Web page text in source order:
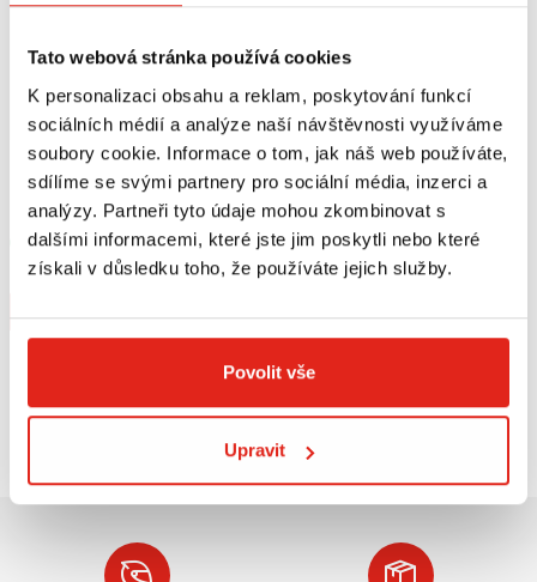
Tato webová stránka používá cookies
K personalizaci obsahu a reklam, poskytování funkcí
sociálních médií a analýze naší návštěvnosti využíváme
soubory cookie. Informace o tom, jak náš web používáte,
sdílíme se svými partnery pro sociální média, inzerci a
analýzy. Partneři tyto údaje mohou zkombinovat s
dalšími informacemi, které jste jim poskytli nebo které
získali v důsledku toho, že používáte jejich služby.
Povolit vše
Upravit
1 209 Kč s DPH
HEALTECH MODUL BRZDOVÉHO
SVĚTLA BLP-U01
Skladem
V 5 prodejnách
Prohlédli jste si3z3produktů